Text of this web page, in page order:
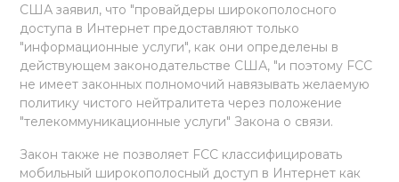
США заявил, что "провайдеры широкополосного
доступа в Интернет предоставляют только
"информационные услуги", как они определены в
действующем законодательстве США, "и поэтому FCC
не имеет законных полномочий навязывать желаемую
политику чистого нейтралитета через положение
"телекоммуникационные услуги" Закона о связи.
Закон также не позволяет FCC классифицировать
мобильный широкополосный доступ в Интернет как